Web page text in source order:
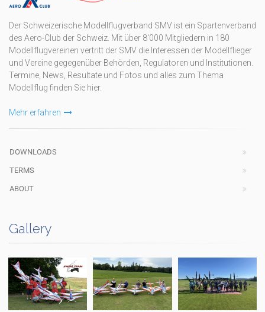
Der Schweizerische Modellflugverband SMV ist ein Spartenverband
des Aero-Club der Schweiz. Mit über 8'000 Mitgliedern in 180
Modellflugvereinen vertritt der SMV die Interessen der Modellflieger
und Vereine gegegenüber Behörden, Regulatoren und Institutionen.
Termine, News, Resultate und Fotos und alles zum Thema
Modellflug finden Sie hier.
Mehr erfahren
DOWNLOADS
TERMS
ABOUT
Gallery